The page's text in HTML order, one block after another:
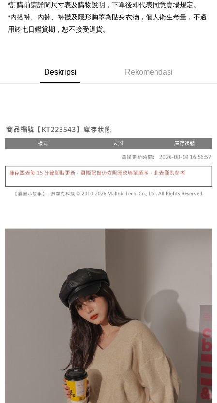
Google Pay
OP Pay Later
Deskripsi
pengguna Taiwan Mobile tanpa memerlukan permohonan tambahan.
disahkan.
Had kredit yang diluluskan, tempoh ansuran yang tersedia, dan yuran
yang dikenakan adalah tertakluk kepada maklumat yang dinyatakan
pada halaman pengesahan transaksi seterusnya.
Jika transaksi tidak disahkan dalam masa 30 minit selepas pesanan
dibuat, atau jika permohonan gagal dalam proses semakan, pesanan
pembayaran akan dihantar selepas kitaran bil bulanan.
Selepas mengakses bil melalui pautan dalam SMS, anda boleh
menyelesaikan pembayaran anda melalui salah satu saluran berikut: kod
bar kedai serbaneka, kedai runcit Taiwan Mobile, pemindahan bank,
JKOPay, atau iPASS MONEY.
Perkhidmatan ini disediakan oleh Taiwan Mobile Co., Ltd. (“Syarikat”),
yang membolehkan pelanggan membeli barangan atau perkhidmatan
melalui perkhidmatan ini pada masa transaksi. Hasil daripada pembelian
atau pembayaran ansuran akan dipindahkan oleh peniaga kepada
Syarikat, dan pelanggan hendaklah membuat pembayaran mengikut
perjanjian menggunakan sistem bil Syarikat.
Pertama, Mengenai Perkhidmatan AFTEE Beli Sekarang Bayar Kemudian
1. Dengan memilih AFTEE sebagai kaedah pembayaran, mesej
4. Setelah pesanan disahkan, anda akan menerima SMS pembayaran
manakala ahli aplikasi akan menerima pemberitahuan tolak aplikasi
5. Tiada bayaran diperlukan apabila anda menerima produk. Sila buat
dalam talian dengan SMS pembayaran atau pemberitahuan tolak aplikasi
Sila ambil perhatian bahawa tempoh pembayaran adalah 14 hari. Walau
pesanan. Walau bagaimanapun, tiada jaminan bahawa anda boleh
menerima pesanan anda semasa tempoh pembayaran (cth.: produk
prapesanan atau produk yang mungkin mengambil masa yang lebih
lama untuk dihantar). Oleh itu, anda dikehendaki membuat pembayaran
kepada AFTEE dalam tempoh sama ada anda menerima pesanan.
Kedua, Sekatan Pembayaran
1. Jumlah yang diperakui untuk pengguna kali pertama boleh sehingga
NT$10,000. Amaun diperakui sebenar yang diluluskan akan berdasarkan
keputusan pensijilan dan semakan oleh AFTEE.
2. Amaun perbelanjaan minimum mestilah lebih besar daripada NT$20.
3. Pada masa ini hanya tersedia untuk ahli Taiwan.
Ketiga, Syarat Perkhidmatan
Perkhidmatan AFTEE Beli Sekarang Bayar Kemudian disediakan oleh NP
Taiwan, Inc. dan AFTEE akan membuat bil kepada pengguna. AFTEE
Pemindahan ATM
NT$60/pesanan | Penghantaran percuma untuk pesanan
NT$1,800 atau lebih
NT$60/pesanan | Penghantaran percuma untuk pesanan
NT$1,600 atau lebih
NT$60/pesanan | Penghantaran percuma untuk pesanan
NT$1,800 atau lebih
NT$60/pesanan | Penghantaran percuma untuk pesanan
NT$1,600 atau lebih
NT$100/pesanan | Penghantaran percuma untuk pesanan
NT$2,500 atau lebih
Kadar Penghantaran
*訂購前請詳閱尺寸表及購物說明，下單後即代表同意賣場規定。
*內搭褲、內褲、褲襪及隱形胸罩為貼身衣物，個人衛生考量，不適
用於七日鑑賞期，恕不接受退貨。
Deskripsi Rekomendasi